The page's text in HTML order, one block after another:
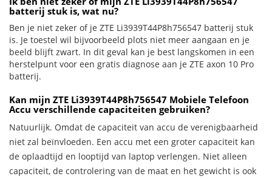
batterij stuk is, wat nu?
Ben je niet zeker of je ZTE Li3939T44P8h756547 batterij stuk
is. Je toestel wil bijvoorbeeld plots niet meer aangaan en je
beeld blijft zwart. In dit geval kan je best langskomen in een
herstelpunt voor een gratis diagnose aan je ZTE axon 10 Pro
batterij.
Kan mijn ZTE Li3939T44P8h756547 Mobiele Telefoon
Accu verschillende capaciteiten gebruiken?
Natuurlijk. Omdat de capaciteit van accu de verenigbaarheid
niet zal beïnvloeden. Een accu met een groter capaciteit kan
de oplaadtijd en looptijd van laptop verlengen. Niet alleen
capaciteit, de controlering van de maat en het gewicht is ook